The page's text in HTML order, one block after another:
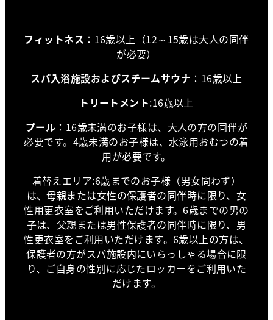
フィットネス ：16歳以上（12～15歳は大人の同伴
が必要）
スパ入浴施設およびスチームサウナ ：16歳以上
トリートメント:16歳以上
プール ：16歳未満のお子様は、大人の方の同伴が
必要です。4歳未満のお子様は、水泳用おむつの着
用が必要です。
着替えエリア:6歳までのお子様（男女問わず）
は、母親または女性の保護者の同伴時に限り、女
性用更衣室をご利用いただけます。6歳までの男の
子は、父親または男性保護者の同伴時に限り、男
性更衣室をご利用いただけます。6歳以上の方は、
保護者の方がスパ施設内にいらっしゃる場合に限
り、ご自身の性別に応じたロッカーをご利用いた
だけます。